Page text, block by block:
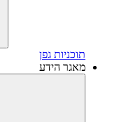
תוכניות גפן
מאגר הידע